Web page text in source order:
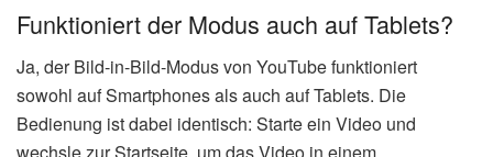
Funktioniert der Modus auch auf Tablets?
Ja, der Bild-in-Bild-Modus von YouTube funktioniert
sowohl auf Smartphones als auch auf Tablets. Die
Bedienung ist dabei identisch: Starte ein Video und
wechsle zur Startseite, um das Video in einem